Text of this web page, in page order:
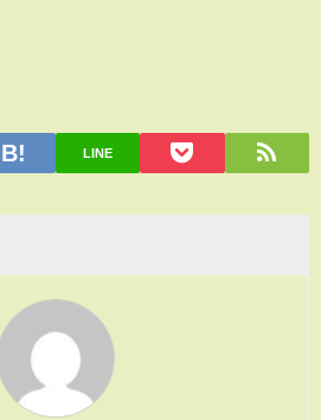
LINE